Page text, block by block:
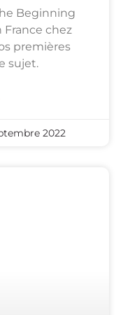
Beginning
chez
premières
sujet.
2022